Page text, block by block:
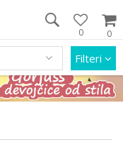
0
0
92 40
Filteri